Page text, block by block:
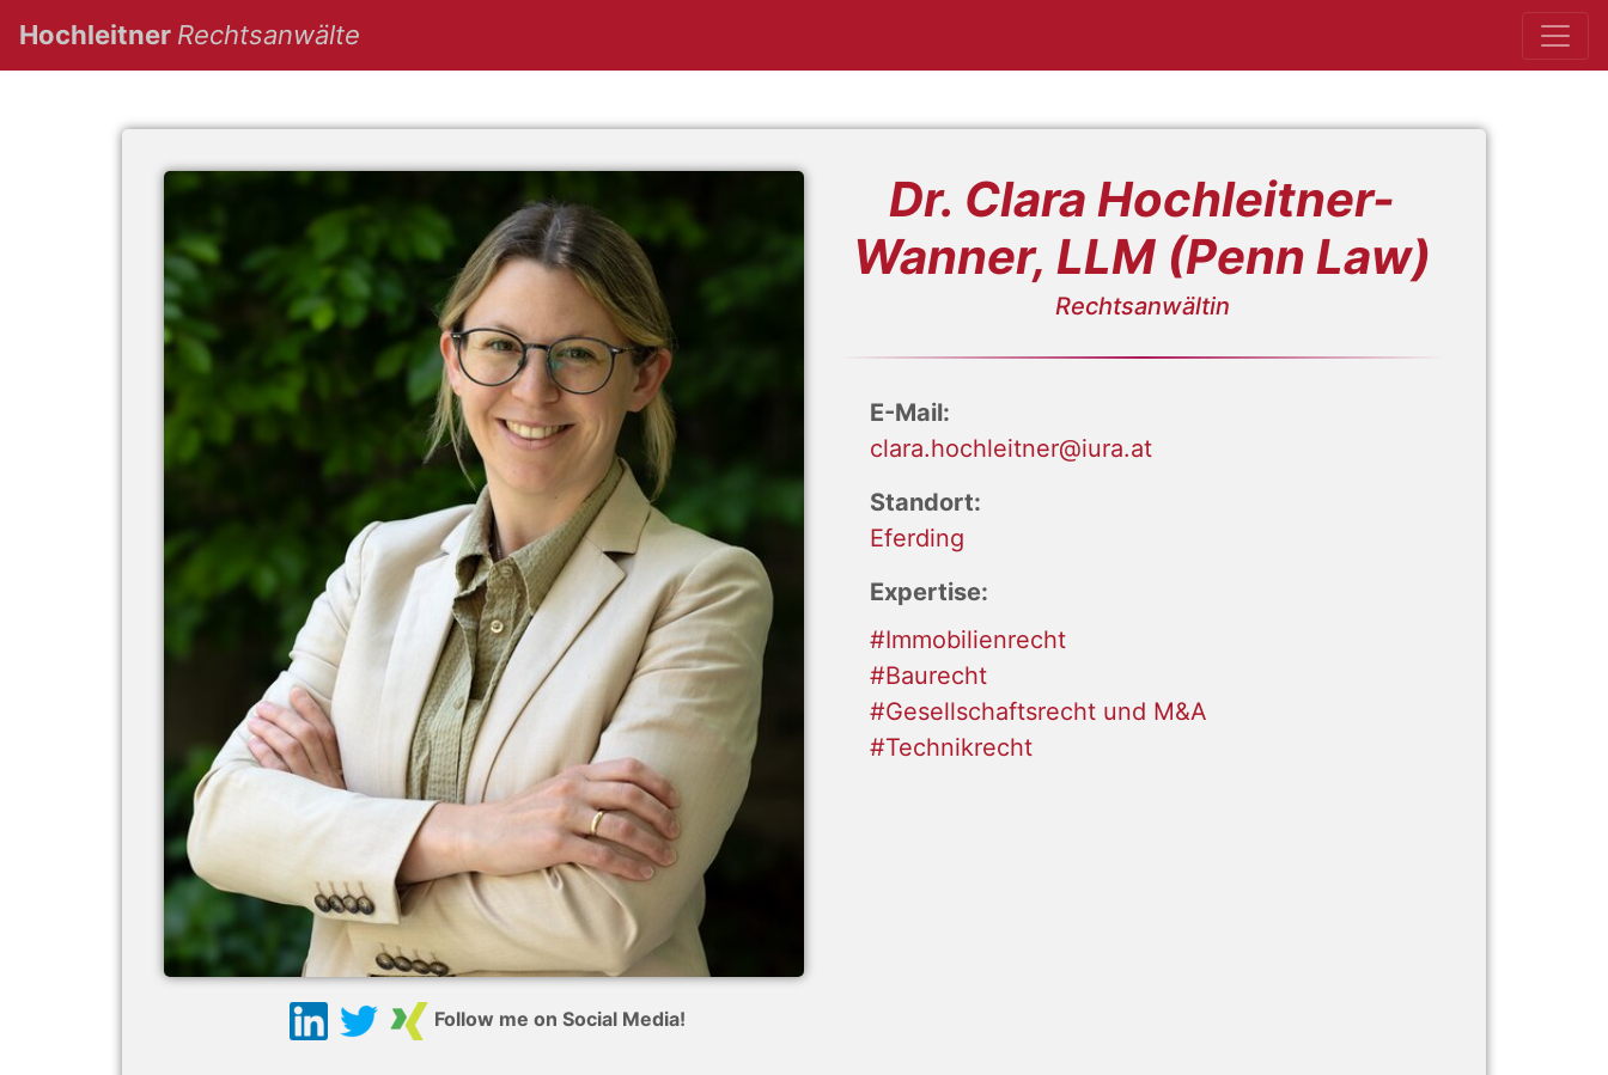
Hochleitner Rechtsanwälte
Follow me on Social Media!
Dr. Clara Hochleitner-
Wanner, LLM (Penn Law)
Rechtsanwältin
E-Mail:
clara.hochleitner@iura.at
Standort:
Eferding
Expertise:
#Immobilienrecht
#Baurecht
#Gesellschaftsrecht und M&A
#Technikrecht